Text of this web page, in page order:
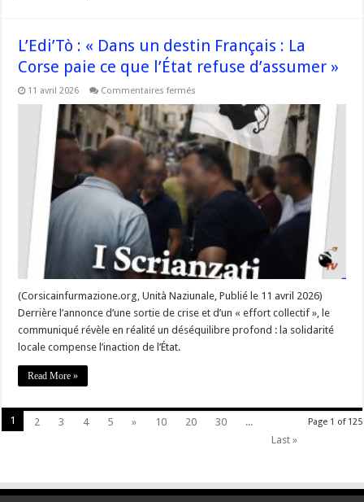
L’Edi’Tò : « Dans un destin Français : La
Corse paie ce que l’État refuse d’assumer »
11 avril 2026 Commentaires fermés
:
« Dans
un
destin
Français
Corse
paie
d’assumer »
(Corsicainfurmazione.org, Unità Naziunale, Publié le 11 avril 2026)
Derrière l’annonce d’une sortie de crise et d’un « effort collectif », le
communiqué révèle en réalité un déséquilibre profond : la solidarité
locale compense l’inaction de l’État.
Read More »
Page 1 of 125
1 2 3 4 5 » 10 20 30
...
Last »